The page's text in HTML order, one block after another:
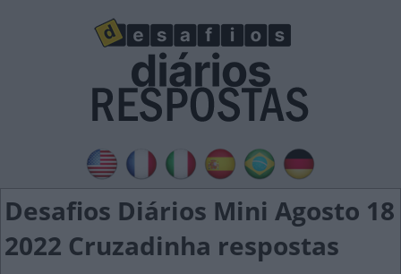
Desafios Diários Mini Agosto 18
2022 Cruzadinha respostas